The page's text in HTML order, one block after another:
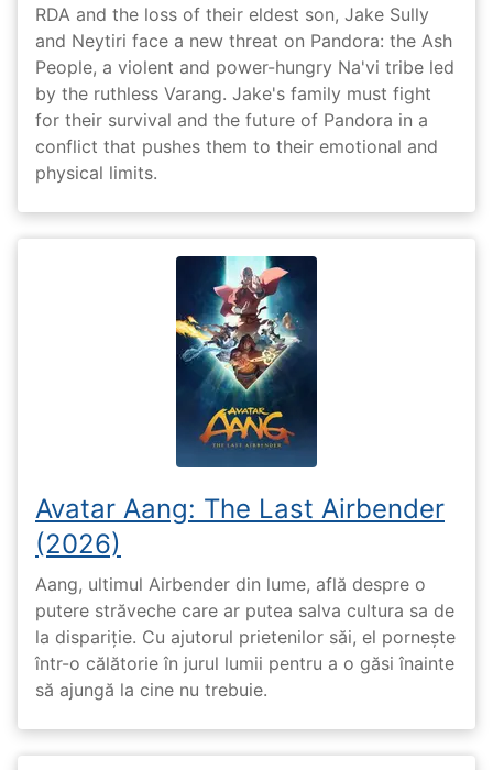
RDA and the loss of their eldest son, Jake Sully
and Neytiri face a new threat on Pandora: the Ash
People, a violent and power-hungry Na'vi tribe led
by the ruthless Varang. Jake's family must fight
for their survival and the future of Pandora in a
conflict that pushes them to their emotional and
physical limits.
Avatar Aang: The Last Airbender
(2026)
Aang, ultimul Airbender din lume, află despre o
putere străveche care ar putea salva cultura sa de
la dispariție. Cu ajutorul prietenilor săi, el pornește
într-o călătorie în jurul lumii pentru a o găsi înainte
să ajungă la cine nu trebuie.